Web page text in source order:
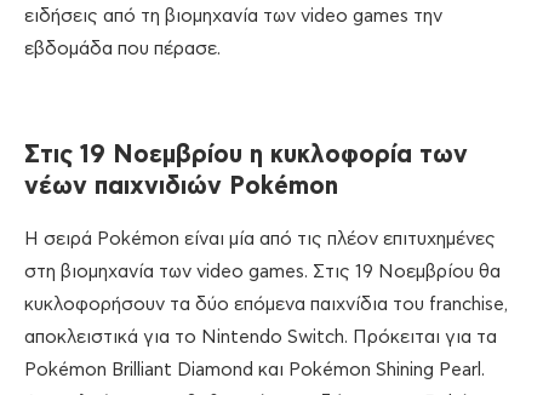
ειδήσεις από τη βιομηχανία των video games την
εβδομάδα που πέρασε.
Στις 19 Νοεμβρίου η κυκλοφορία των
νέων παιχνιδιών Pokémon
Η σειρά Pokémon είναι μία από τις πλέον επιτυχημένες
στη βιομηχανία των video games. Στις 19 Νοεμβρίου θα
κυκλοφορήσουν τα δύο επόμενα παιχνίδια του franchise,
αποκλειστικά για το Nintendo Switch. Πρόκειται για τα
Pokémon Brilliant Diamond και Pokémon Shining Pearl.